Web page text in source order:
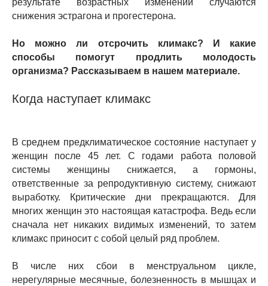
результате возрастных изменений случаются
снижения эстрагона и прогестерона.
Но можно ли отсрочить климакс? И какие
способы помогут продлить молодость
организма? Рассказываем в нашем материале.
Когда наступает климакс
В среднем предклиматическое состояние наступает у
женщин после 45 лет. С годами работа половой
системы женщины снижается, а гормоны,
ответственные за репродуктивную систему, снижают
выработку. Критические дни прекращаются. Для
многих женщин это настоящая катастрофа. Ведь если
сначала нет никаких видимых изменений, то затем
климакс приносит с собой целый ряд проблем.
В числе них сбои в менструальном цикле,
нерегулярные месячные, болезненность в мышцах и